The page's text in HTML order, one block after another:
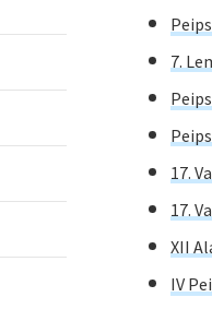
7.
17.
17.
XII
IV